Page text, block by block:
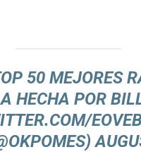
50 MEJORES
HECHA POR